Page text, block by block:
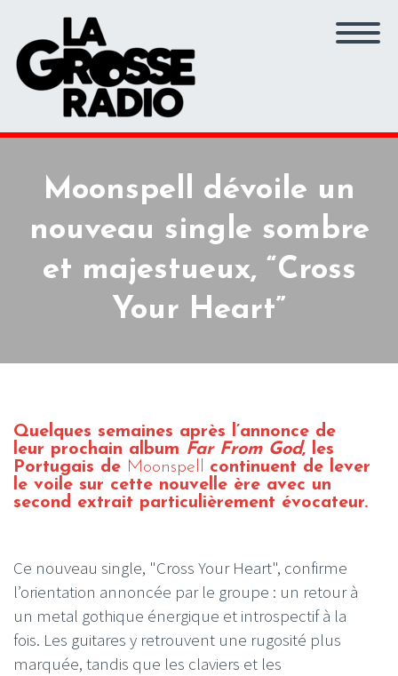
Moonspell dévoile un
nouveau single sombre
et majestueux, “Cross
Your Heart”
Quelques semaines après l’annonce de
leur prochain album Far From God, les
Portugais de Moonspell continuent de lever
le voile sur cette nouvelle ère avec un
second extrait particulièrement évocateur.
Ce nouveau single, "Cross Your Heart", confirme
l’orientation annoncée par le groupe : un retour à
un metal gothique énergique et introspectif à la
fois. Les guitares y retrouvent une rugosité plus
marquée, tandis que les claviers et les